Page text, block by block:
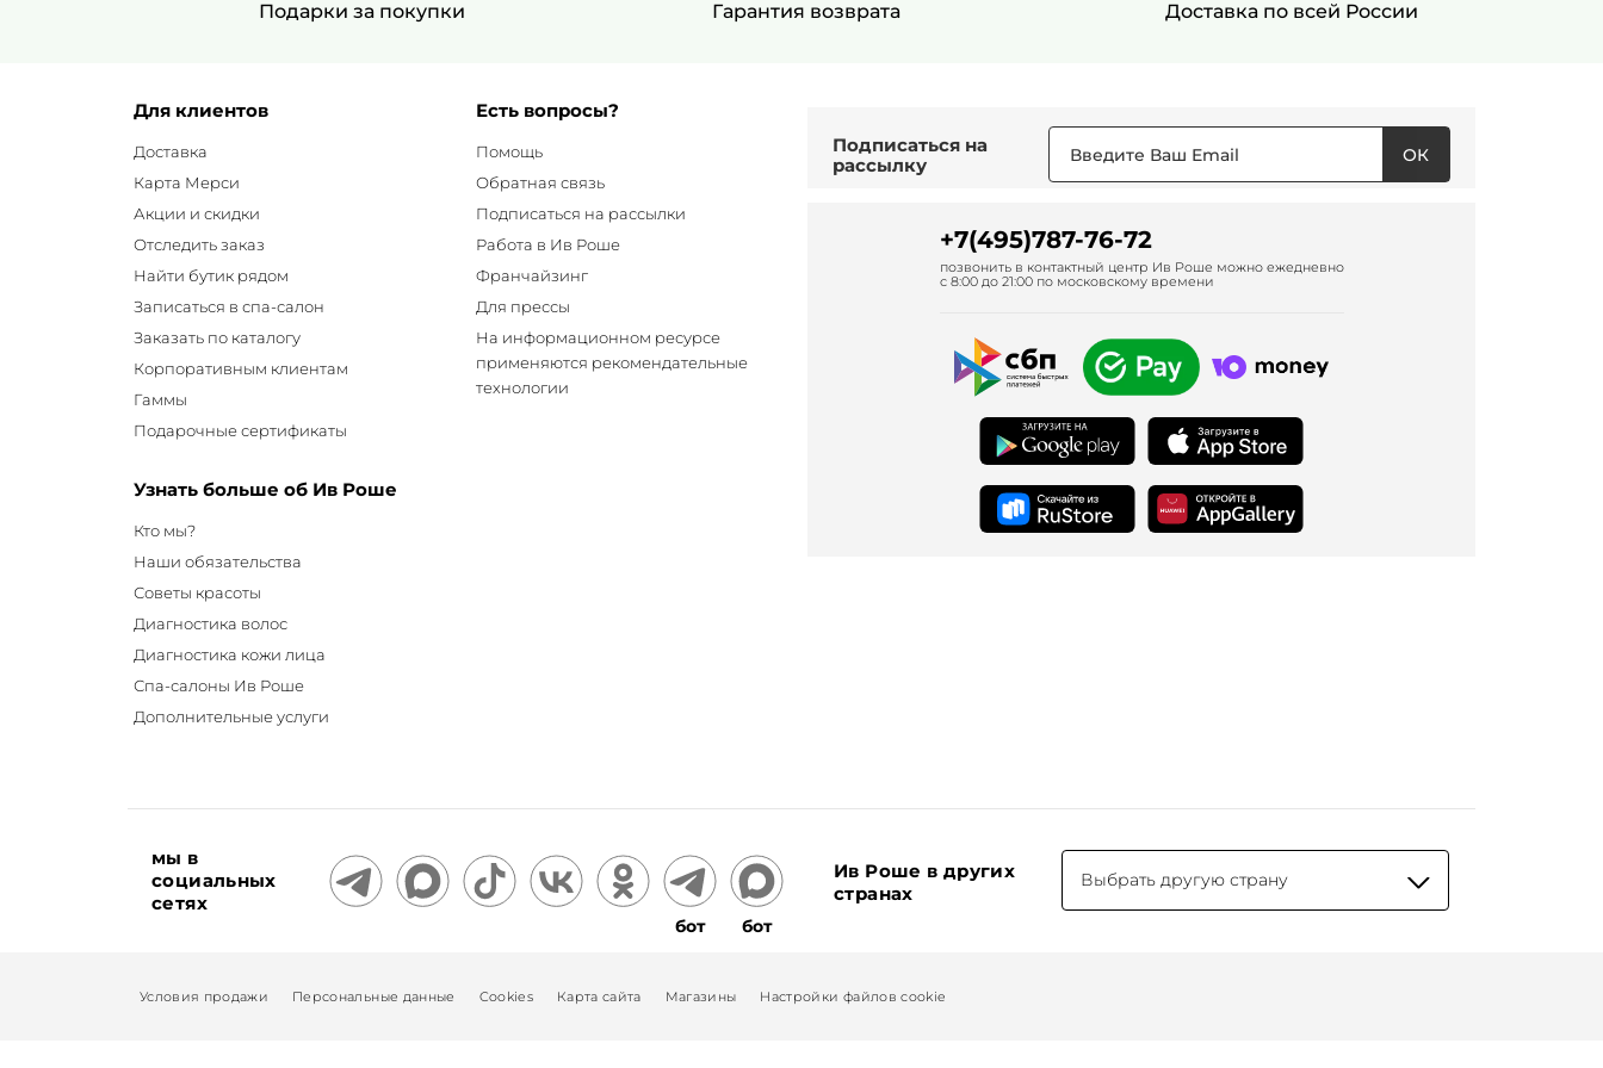
Подарки за покупки Гарантия возврата Доставка по всей России
Для клиентов
Доставка
Карта Мерси
Акции и скидки
Отследить заказ
Найти бутик рядом
Записаться в спа-салон
Заказать по каталогу
Корпоративным клиентам
Гаммы
Подарочные сертификаты
Узнать больше об Ив Роше
Кто мы?
Наши обязательства
Советы красоты
Диагностика волос
Диагностика кожи лица
Спа-салоны Ив Роше
Дополнительные услуги
Есть вопросы?
Помощь
Обратная связь
Подписаться на рассылки
Работа в Ив Роше
Франчайзинг
Для прессы
На информационном ресурсе
применяются рекомендательные
технологии
Подписаться на
рассылку
ОК
+7(495)787-76-72
позвонить в контактный центр Ив Роше можно ежедневно
с 8:00 до 21:00 по московскому времени
мы в
социальных
сетях
бот бот
Ив Роше в других
странах
Выбрать другую страну
Условия продажи Персональные данные Cookies Карта сайта Магазины Настройки файлов cookie